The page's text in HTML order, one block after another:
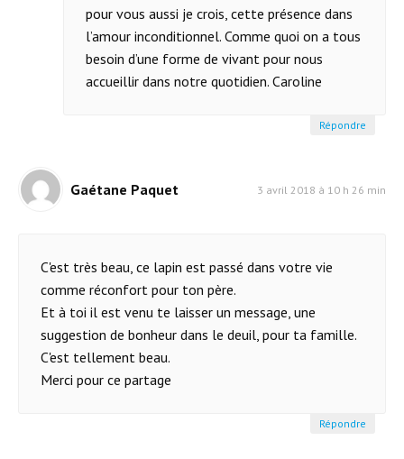
pour vous aussi je crois, cette présence dans
l’amour inconditionnel. Comme quoi on a tous
besoin d’une forme de vivant pour nous
accueillir dans notre quotidien. Caroline
Répondre
Gaétane Paquet 3 avril 2018 à 10 h 26 min
C'est très beau, ce lapin est passé dans votre vie
comme réconfort pour ton père.
Et à toi il est venu te laisser un message, une
suggestion de bonheur dans le deuil, pour ta famille.
C'est tellement beau.
Merci pour ce partage
Répondre